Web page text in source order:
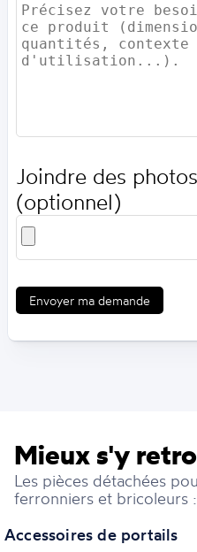
Joindre des
(optionnel)
Envoyer ma demande
Mieux s'y
Les pièces détachées
ferronniers et bricoleurs :
Accessoires de portails